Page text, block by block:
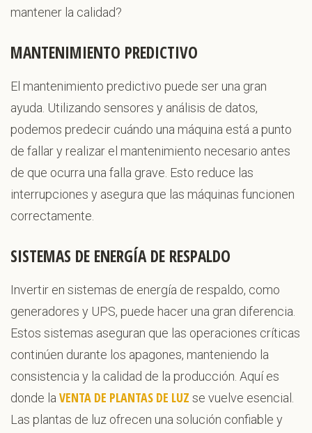
mantener la calidad?
MANTENIMIENTO PREDICTIVO
El mantenimiento predictivo puede ser una gran
ayuda. Utilizando sensores y análisis de datos,
podemos predecir cuándo una máquina está a punto
de fallar y realizar el mantenimiento necesario antes
de que ocurra una falla grave. Esto reduce las
interrupciones y asegura que las máquinas funcionen
correctamente.
SISTEMAS DE ENERGÍA DE RESPALDO
Invertir en sistemas de energía de respaldo, como
generadores y UPS, puede hacer una gran diferencia.
Estos sistemas aseguran que las operaciones críticas
continúen durante los apagones, manteniendo la
consistencia y la calidad de la producción. Aquí es
donde la VENTA DE PLANTAS DE LUZ se vuelve esencial.
Las plantas de luz ofrecen una solución confiable y